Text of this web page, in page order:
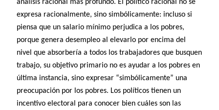
análisis racional más profundo. El político racional no se
expresa racionalmente, sino simbólicamente: incluso si
piensa que un salario mínimo perjudica a los pobres,
porque genera desempleo al elevarlo por encima del
nivel que absorbería a todos los trabajadores que busquen
trabajo, su objetivo primario no es ayudar a los pobres en
última instancia, sino expresar “simbólicamente” una
preocupación por los pobres. Los políticos tienen un
incentivo electoral para conocer bien cuáles son las